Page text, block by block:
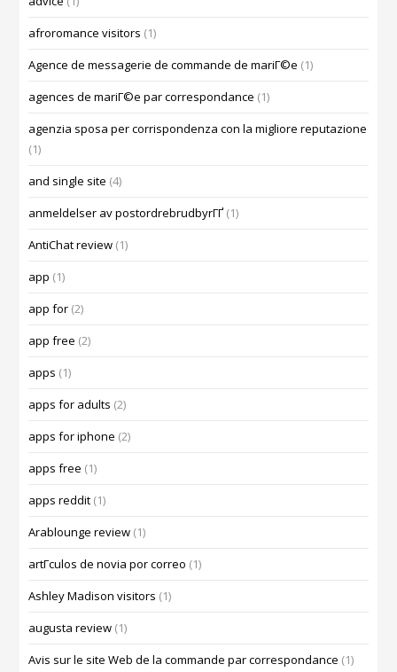
afroromance visitors (1)
Agence de messagerie de commande de mariГ©e (1)
agences de mariГ©e par correspondance (1)
agenzia sposa per corrispondenza con la migliore reputazione
(1)
and single site (4)
anmeldelser av postordrebrudbyrГҐ (1)
AntiChat review (1)
app (1)
app for (2)
app free (2)
apps (1)
apps for adults (2)
apps for iphone (2)
apps free (1)
apps reddit (1)
Arablounge review (1)
artГ­culos de novia por correo (1)
Ashley Madison visitors (1)
augusta review (1)
Avis sur le site Web de la commande par correspondance (1)